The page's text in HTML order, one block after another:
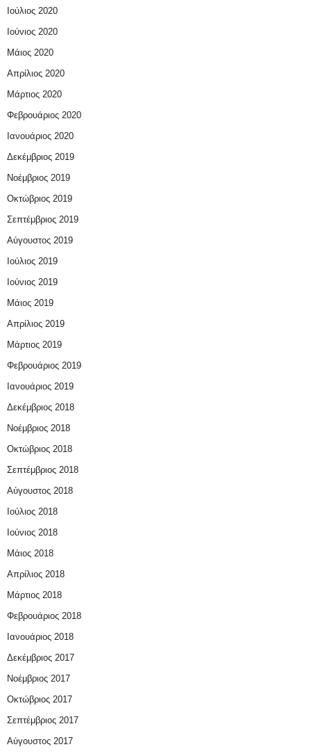
Ιούλιος 2020
Ιούνιος 2020
Μάιος 2020
Απρίλιος 2020
Μάρτιος 2020
Φεβρουάριος 2020
Ιανουάριος 2020
Δεκέμβριος 2019
Νοέμβριος 2019
Οκτώβριος 2019
Σεπτέμβριος 2019
Αύγουστος 2019
Ιούλιος 2019
Ιούνιος 2019
Μάιος 2019
Απρίλιος 2019
Μάρτιος 2019
Φεβρουάριος 2019
Ιανουάριος 2019
Δεκέμβριος 2018
Νοέμβριος 2018
Οκτώβριος 2018
Σεπτέμβριος 2018
Αύγουστος 2018
Ιούλιος 2018
Ιούνιος 2018
Μάιος 2018
Απρίλιος 2018
Μάρτιος 2018
Φεβρουάριος 2018
Ιανουάριος 2018
Δεκέμβριος 2017
Νοέμβριος 2017
Οκτώβριος 2017
Σεπτέμβριος 2017
Αύγουστος 2017